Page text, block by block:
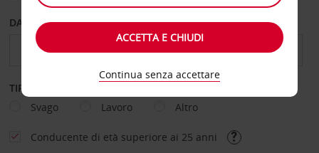
DAL GIORNO AL GIORNO
TIPOLOGIA DI NOLEGGIO
Svago
Lavoro Altro
Conducente di età superiore ai 25 anni
ACCETTA E CHIUDI
Continua senza accettare